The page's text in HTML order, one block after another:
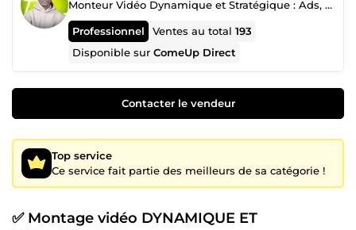
Monteur Vidéo Dynamique et Stratégique : Ads, VSL et YouTube - Design Premium & épuré
Professionnel Ventes au total193
Disponible surComeUp Direct
Contacter le vendeur
Top service
Ce service fait partie des meilleurs de sa catégorie !
✅ Montage vidéo DYNAMIQUE ET